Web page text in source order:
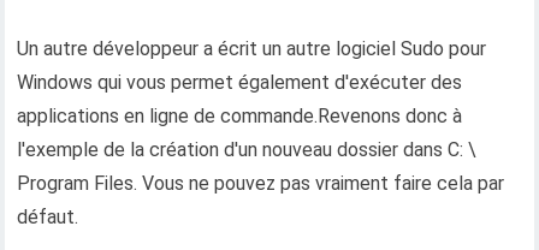
Un autre développeur a écrit un autre logiciel Sudo pour
Windows qui vous permet également d'exécuter des
applications en ligne de commande.Revenons donc à
l'exemple de la création d'un nouveau dossier dans C: \
Program Files. Vous ne pouvez pas vraiment faire cela par
défaut.